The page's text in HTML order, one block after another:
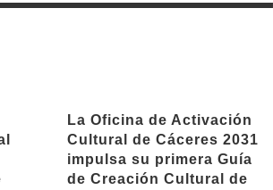
La Oficina de Activación
Cultural de Cáceres 2031
impulsa su primera Guía
de Creación Cultural de